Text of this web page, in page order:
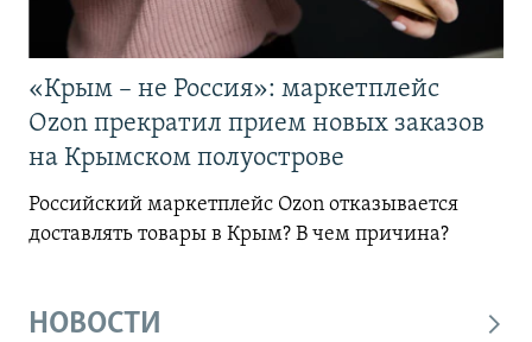
«Крым – не Россия»: маркетплейс
Ozon прекратил прием новых заказов
на Крымском полуострове
Российский маркетплейс Ozon отказывается
доставлять товары в Крым? В чем причина?
НОВОСТИ